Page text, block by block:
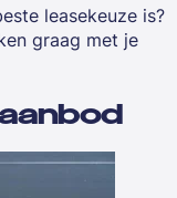
leasekeuze is?
graag met je